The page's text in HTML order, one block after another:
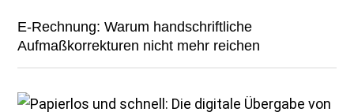
E-Rechnung: Warum handschriftliche
Aufmaßkorrekturen nicht mehr reichen